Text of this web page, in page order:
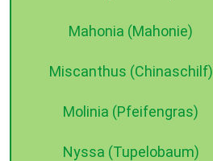
Mahonia (Mahonie)
Miscanthus (Chinaschilf)
Molinia (Pfeifengras)
Nyssa (Tupelobaum)